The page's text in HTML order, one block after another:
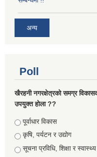
अन्य
Poll
खैरहनी नगरक्षेत्रको समग्र
उपयुक्त होला ??
Choices
पूर्वाधार विकास
कृषि, पर्यटन र उद्योग
सूचना प्रविधि, शिक्षा र स्वास्थ्य